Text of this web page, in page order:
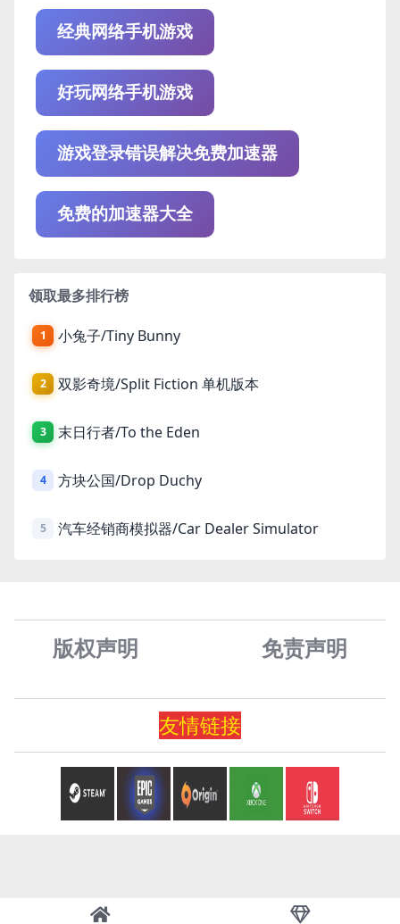
经典网络手机游戏
好玩网络手机游戏
游戏登录错误解决免费加速器
免费的加速器大全
领取最多排行榜
1 小兔子/Tiny Bunny
2 双影奇境/Split Fiction 单机版本
3 末日行者/To the Eden
4 方块公国/Drop Duchy
5 汽车经销商模拟器/Car Dealer Simulator
版权声明 免责声明
友情链接